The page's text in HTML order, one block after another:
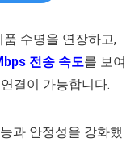
품 수명을 연장하고,
전송 속도를 보여
결이 가능합니다.
과 안정성을 강화했